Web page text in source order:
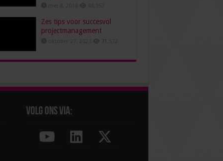
Zes tips voor succesvol
projectmanagement
Volg ons via: